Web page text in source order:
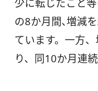
の8か月間､増減
ています。一方
り、同10か月連